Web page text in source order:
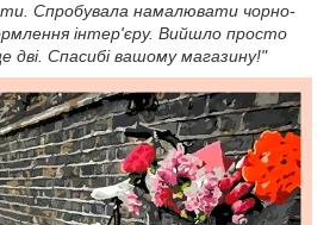
Спробувала намалювати чорно-
інтер'єру. Вийшло просто
дві. Спасибі вашому магазину!"